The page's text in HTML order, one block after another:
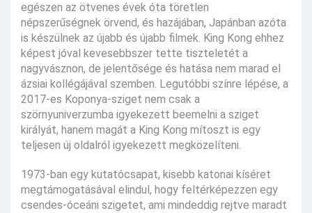
egészen az ötvenes évek óta töretlen
népszerűségnek örvend, és hazájában, Japánban azóta
is készülnek az újabb és újabb filmek. King Kong ehhez
képest jóval kevesebbszer tette tiszteletét a
nagyvásznon, de jelentősége és hatása nem marad el
ázsiai kollégájával szemben. Legutóbbi színre lépése, a
2017-es Koponya-sziget nem csak a
szörnyuniverzumba igyekezett beemelni a sziget
királyát, hanem magát a King Kong mítoszt is egy
teljesen új oldalról igyekezett megközelíteni.
1973-ban egy kutatócsapat, kisebb katonai kíséret
megtámogatásával elindul, hogy feltérképezzen egy
csendes-óceáni szigetet, ami mindeddig rejtve maradt